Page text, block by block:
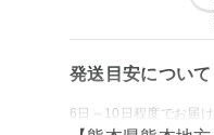
発送目安について
6日～10日程度でお届